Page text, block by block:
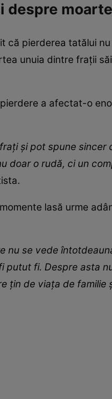
despre
că pierderea tatălui
unuia dintre frații
a afectat-o
și pot spune
doar o rudă, ci un
lasă urme
nu se vede
putut fi. Despre asta
țin de viața de familie